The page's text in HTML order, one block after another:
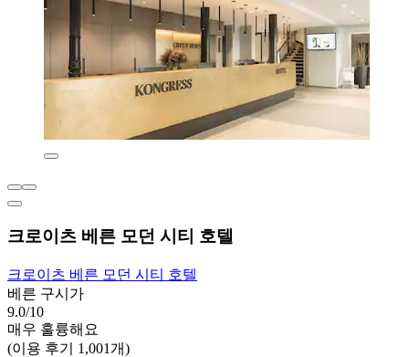
크로이츠 베른 모던 시티 호텔
크로이츠 베른 모던 시티 호텔
베른 구시가
9.0/10
매우 훌륭해요
(이용 후기 1,001개)